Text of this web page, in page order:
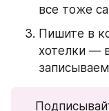
все тоже
Пишите в
хотелки —
записываем